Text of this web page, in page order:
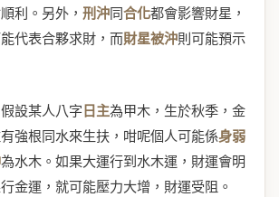
利。另外， 刑沖同合化都會影響財星，
代表合夥求財，而財星被沖則可能預示
設某人八字 日主為甲木，生於秋季，金
強根同水來生扶，咁呢個人可能係身弱
為水木。如果大運行到水木運，財運會明
金運，就可能壓力大增，財運受阻。